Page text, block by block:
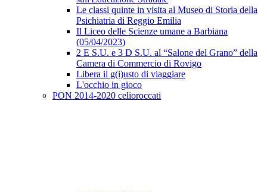
Le classi quinte in visita al Museo di Storia della
Psichiatria di Reggio Emilia
Il Liceo delle Scienze umane a Barbiana
(05/04/2023)
2 E S.U. e 3 D S.U. al “Salone del Grano” della
Camera di Commercio di Rovigo
Libera il g(i)usto di viaggiare
L'occhio in gioco
PON 2014-2020 celioroccati